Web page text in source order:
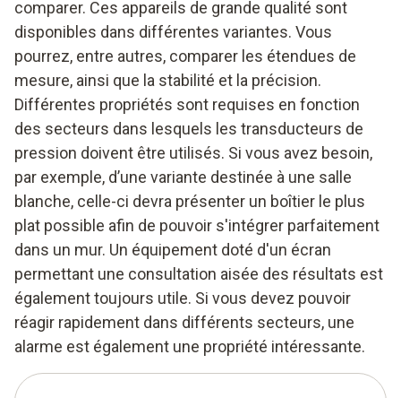
comparer. Ces appareils de grande qualité sont
disponibles dans différentes variantes. Vous
pourrez, entre autres, comparer les étendues de
mesure, ainsi que la stabilité et la précision.
Différentes propriétés sont requises en fonction
des secteurs dans lesquels les transducteurs de
pression doivent être utilisés. Si vous avez besoin,
par exemple, d’une variante destinée à une salle
blanche, celle-ci devra présenter un boîtier le plus
plat possible afin de pouvoir s'intégrer parfaitement
dans un mur. Un équipement doté d'un écran
permettant une consultation aisée des résultats est
également toujours utile. Si vous devez pouvoir
réagir rapidement dans différents secteurs, une
alarme est également une propriété intéressante.